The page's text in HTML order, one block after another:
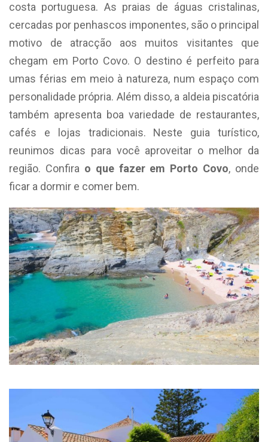
costa portuguesa. As praias de águas cristalinas,
cercadas por penhascos imponentes, são o principal
motivo de atracção aos muitos visitantes que
chegam em Porto Covo. O destino é perfeito para
umas férias em meio à natureza, num espaço com
personalidade própria. Além disso, a aldeia piscatória
também apresenta boa variedade de restaurantes,
cafés e lojas tradicionais. Neste guia turístico,
reunimos dicas para você aproveitar o melhor da
região. Confira o que fazer em Porto Covo, onde
ficar a dormir e comer bem.